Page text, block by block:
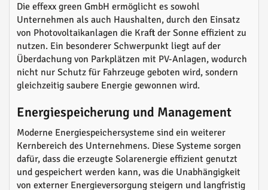
Die effexx green GmbH ermöglicht es sowohl
Unternehmen als auch Haushalten, durch den Einsatz
von Photovoltaikanlagen die Kraft der Sonne effizient zu
nutzen. Ein besonderer Schwerpunkt liegt auf der
Überdachung von Parkplätzen mit PV-Anlagen, wodurch
nicht nur Schutz für Fahrzeuge geboten wird, sondern
gleichzeitig saubere Energie gewonnen wird.
Energiespeicherung und Management
Moderne Energiespeichersysteme sind ein weiterer
Kernbereich des Unternehmens. Diese Systeme sorgen
dafür, dass die erzeugte Solarenergie effizient genutzt
und gespeichert werden kann, was die Unabhängigkeit
von externer Energieversorgung steigern und langfristig